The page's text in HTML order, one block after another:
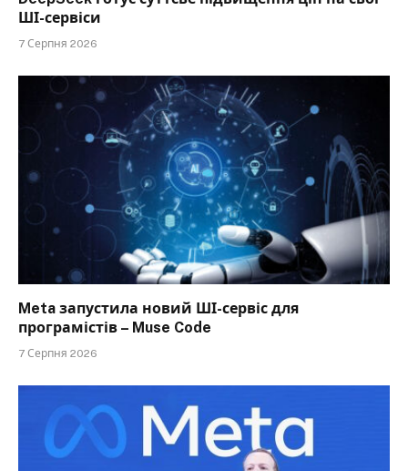
ШІ-сервіси
7 Серпня 2026
Meta запустила новий ШІ-сервіс для
програмістів – Muse Code
7 Серпня 2026